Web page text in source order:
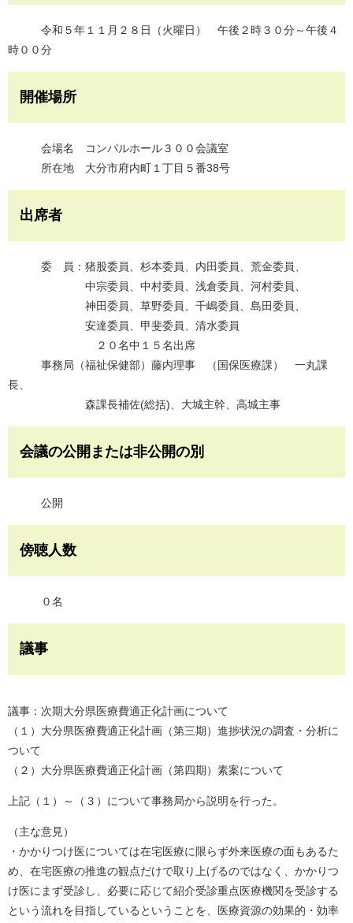
令和５年１１月２８日（火曜日） 午後２時３０分～午後４
時００分
開催場所
会場名 コンパルホール３００会議室
所在地 大分市府内町１丁目５番38号
出席者
委 員：猪股委員、杉本委員、内田委員、荒金委員、
中宗委員、中村委員、浅倉委員、河村委員、
神田委員、草野委員、千嶋委員、島田委員、
安達委員、甲斐委員、清水委員
２０名中１５名出席
事務局（福祉保健部）藤内理事 （国保医療課） 一丸課
長、
森課長補佐(総括)、大城主幹、高城主事
会議の公開または非公開の別
公開
傍聴人数
０名
議事
議事：次期大分県医療費適正化計画について
（１）大分県医療費適正化計画（第三期）進捗状況の調査・分析に
ついて
（２）大分県医療費適正化計画（第四期）素案について
上記（１）～（３）について事務局から説明を行った。
（主な意見）
・かかりつけ医については在宅医療に限らず外来医療の面もあるた
め、在宅医療の推進の観点だけで取り上げるのではなく、かかりつ
け医にまず受診し、必要に応じて紹介受診重点医療機関を受診する
という流れを目指しているということを、医療資源の効果的・効率